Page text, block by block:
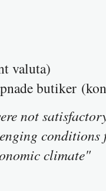
butiker
not
climate"